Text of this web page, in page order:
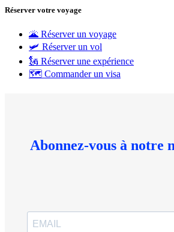
Réserver votre voyage
🌋 Réserver un voyage
🛩 Réserver un vol
🗽 Réserver une expérience
🗺 Commander un visa
Abonnez-vous à notre